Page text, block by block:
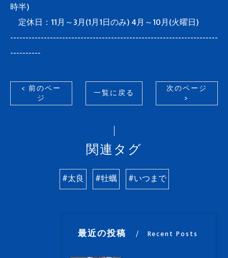
時半)
定休日：11月～3月(1月1日のみ) 4月～10月(火曜日)
--------------------------------------------------------------------
----------
< 前のペー
ジ
一覧に戻る
次のページ
>
関連タグ
#太良 #牡蠣 #いつまで
最近の投稿 Recent Posts